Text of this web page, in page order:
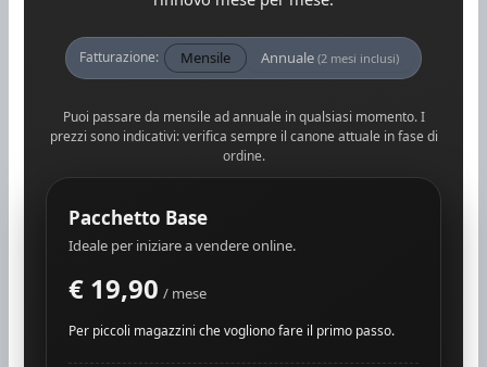
Fatturazione: Mensile Annuale (2 mesi inclusi)
Puoi passare da mensile ad annuale in qualsiasi momento. I
prezzi sono indicativi: verifica sempre il canone attuale in fase di
ordine.
Pacchetto Base
Ideale per iniziare a vendere online.
€ 19,90 / mese
Per piccoli magazzini che vogliono fare il primo passo.